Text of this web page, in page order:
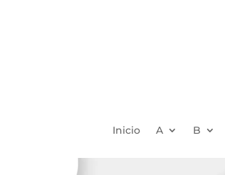
Inicio A B